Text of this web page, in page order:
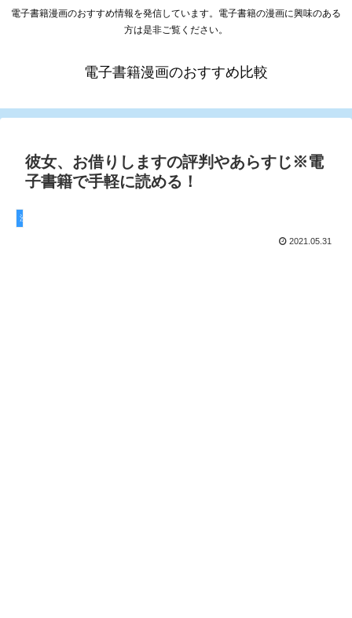
電子書籍漫画のおすすめ情報を発信しています。電子書籍の漫画に興味のある
方は是非ご覧ください。
電子書籍漫画のおすすめ比較
彼女、お借りしますの評判やあらすじ※電
子書籍で手軽に読める！
漫画
2021.05.31